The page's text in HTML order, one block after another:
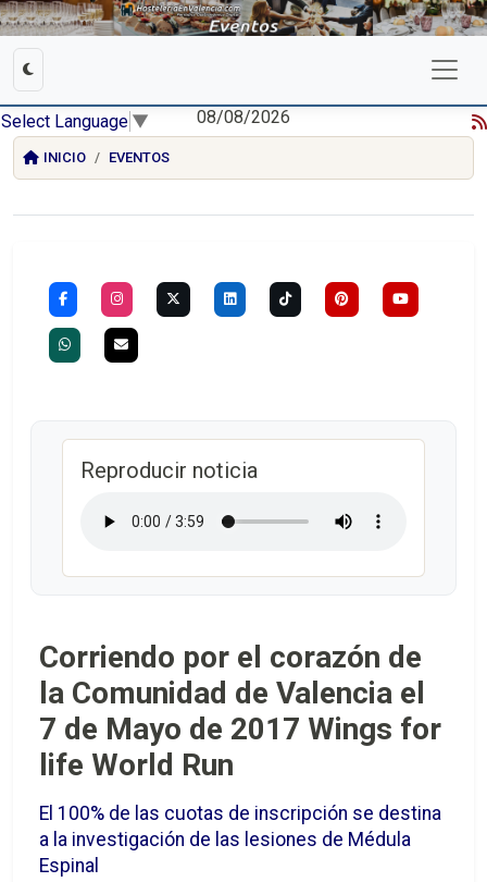
Select Language ▼ 08/08/2026
INICIO EVENTOS
Reproducir noticia
Corriendo por el corazón de
la Comunidad de Valencia el
7 de Mayo de 2017 Wings for
life World Run
El 100% de las cuotas de inscripción se destina
a la investigación de las lesiones de Médula
Espinal